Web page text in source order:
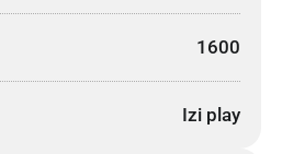
1600
Izi play